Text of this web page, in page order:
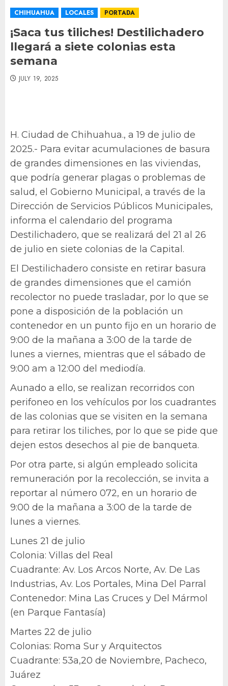
CHIHUAHUA LOCALES PORTADA
¡Saca tus tiliches! Destilichadero
llegará a siete colonias esta
semana
JULY 19, 2025
H. Ciudad de Chihuahua., a 19 de julio de
2025.- Para evitar acumulaciones de basura
de grandes dimensiones en las viviendas,
que podría generar plagas o problemas de
salud, el Gobierno Municipal, a través de la
Dirección de Servicios Públicos Municipales,
informa el calendario del programa
Destilichadero, que se realizará del 21 al 26
de julio en siete colonias de la Capital.
El Destilichadero consiste en retirar basura
de grandes dimensiones que el camión
recolector no puede trasladar, por lo que se
pone a disposición de la población un
contenedor en un punto fijo en un horario de
9:00 de la mañana a 3:00 de la tarde de
lunes a viernes, mientras que el sábado de
9:00 am a 12:00 del mediodía.
Aunado a ello, se realizan recorridos con
perifoneo en los vehículos por los cuadrantes
de las colonias que se visiten en la semana
para retirar los tiliches, por lo que se pide que
dejen estos desechos al pie de banqueta.
Por otra parte, si algún empleado solicita
remuneración por la recolección, se invita a
reportar al número 072, en un horario de
9:00 de la mañana a 3:00 de la tarde de
lunes a viernes.
Lunes 21 de julio
Colonia: Villas del Real
Cuadrante: Av. Los Arcos Norte, Av. De Las
Industrias, Av. Los Portales, Mina Del Parral
Contenedor: Mina Las Cruces y Del Mármol
(en Parque Fantasía)
Martes 22 de julio
Colonias: Roma Sur y Arquitectos
Cuadrante: 53a,20 de Noviembre, Pacheco,
Juárez